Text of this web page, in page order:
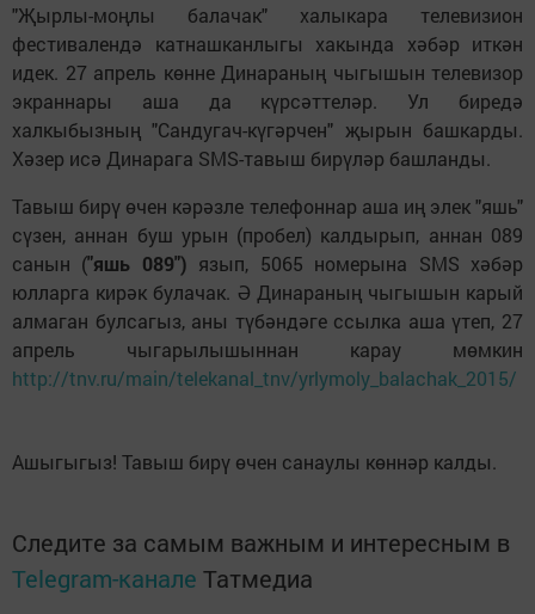
"Җырлы-моңлы балачак" халыкара телевизион
фестивалендә катнашканлыгы хакында хәбәр иткән
идек. 27 апрель көнне Динараның чыгышын телевизор
экраннары аша да күрсәттеләр. Ул биредә
халкыбызның "Сандугач-күгәрчен" җырын башкарды.
Хәзер исә Динарага SMS-тавыш бирүләр башланды.
Тавыш бирү өчен кәрәзле телефоннар аша иң элек "яшь"
сүзен, аннан буш урын (пробел) калдырып, аннан 089
санын ("яшь 089") язып, 5065 номерына SMS хәбәр
юлларга кирәк булачак. Ә Динараның чыгышын карый
алмаган булсагыз, аны түбәндәге ссылка аша үтеп, 27
апрель чыгарылышыннан карау мөмкин
http://tnv.ru/main/telekanal_tnv/yrlymoly_balachak_2015/
Ашыгыгыз! Тавыш бирү өчен санаулы көннәр калды.
Следите за самым важным и интересным в
Telegram-канале Татмедиа